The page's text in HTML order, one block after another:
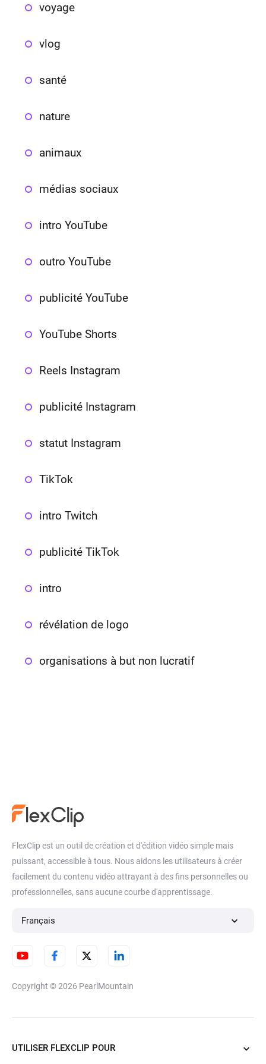
voyage
vlog
santé
nature
animaux
médias sociaux
intro YouTube
outro YouTube
publicité YouTube
YouTube Shorts
Reels Instagram
publicité Instagram
statut Instagram
TikTok
intro Twitch
publicité TikTok
intro
révélation de logo
organisations à but non lucratif
FlexClip est un outil de création et d'édition vidéo simple mais
puissant, accessible à tous. Nous aidons les utilisateurs à créer
facilement du contenu vidéo attrayant à des fins personnelles ou
professionnelles, sans aucune courbe d'apprentissage.
Français
Copyright © 2026 PearlMountain
UTILISER FLEXCLIP POUR